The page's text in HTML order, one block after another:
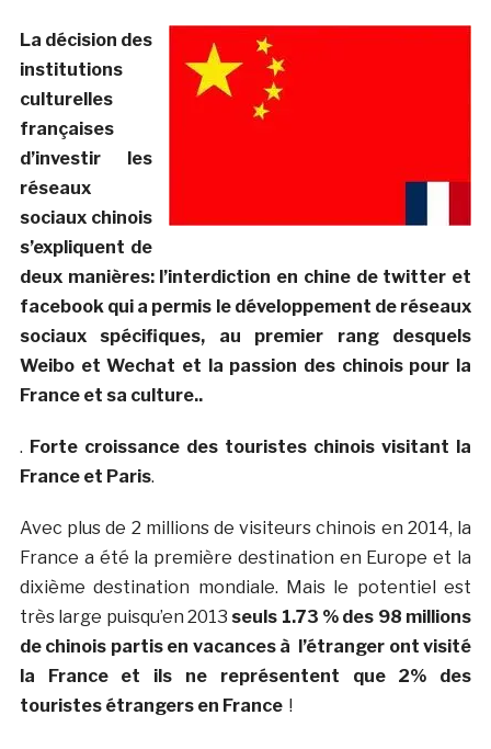
La décision des
institutions
culturelles
françaises
d’investir les
réseaux
sociaux chinois
s’expliquent de
deux manières: l’interdiction en chine de twitter et
facebook qui a permis le développement de réseaux
sociaux spécifiques, au premier rang desquels
Weibo et Wechat et la passion des chinois pour la
France et sa culture..
. Forte croissance des touristes chinois visitant la
France et Paris.
Avec plus de 2 millions de visiteurs chinois en 2014, la
France a été la première destination en Europe et la
dixième destination mondiale. Mais le potentiel est
très large puisqu’en 2013 seuls 1.73 % des 98 millions
de chinois partis en vacances à l’étranger ont visité
la France et ils ne représentent que 2% des
touristes étrangers en France!